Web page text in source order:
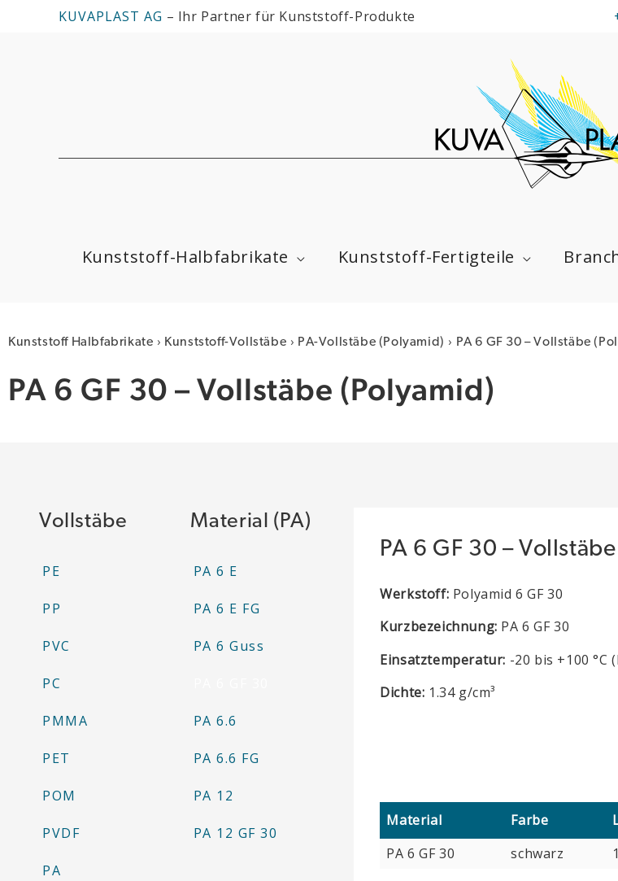
KUVAPLAST AG – Ihr Partner für Kunststoff-Produkte
Kunststoff-Halbfabrikate Kunststoff-Fertigteile
Kunststoff Halbfabrikate › Kunststoff-Vollstäbe › PA-Vollstäbe (Polyamid) › PA 6 GF 30 – Vollstäbe
PA 6 GF 30 – Vollstäbe (Polyamid)
Vollstäbe
PE
PP
PVC
PC
PMMA
PET
POM
PVDF
PA
Material (PA)
PA 6 E
PA 6 E FG
PA 6 Guss
PA 6.6
PA 6.6 FG
PA 12
PA 12 GF 30
PA 6 GF 30 –
Werkstoff: Polyamid 6 GF 30
Kurzbezeichnung: PA 6 GF 30
Einsatztemperatur: -20 bis +100 °C
Dichte: 1.34 g/cm³
Material Farbe
PA 6 GF 30
schwarz